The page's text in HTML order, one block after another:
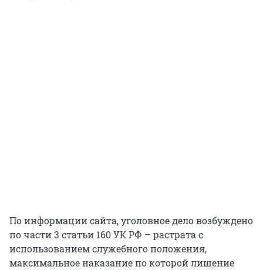
По информации сайта, уголовное дело возбуждено
по части 3 статьи 160 УК РФ – растрата с
использованием служебного положения,
максимальное наказание по которой лишение